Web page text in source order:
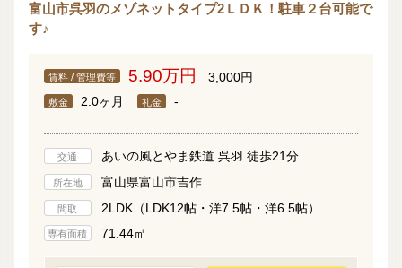
富山市呉羽のメゾネットタイプ2ＬＤＫ！駐車２台可能で
す♪
賃料 / 管理費等 5.90万円 3,000円
敷金 2.0ヶ月 礼金 -
交通 あいの風とやま鉄道 呉羽 徒歩21分
所在地 富山県富山市吉作
間取 2LDK（LDK12帖・洋7.5帖・洋6.5帖）
専有面積 71.44㎡